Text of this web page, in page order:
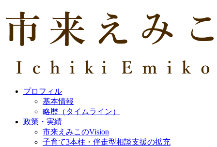
プロフィル
基本情報
略歴（タイムライン）
政策・実績
市来えみこのVision
子育て3本柱・伴走型相談支援の拡充